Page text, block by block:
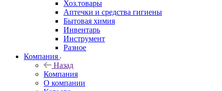
Хоз.товары
Аптечки и средства гигиены
Бытовая химия
Инвентарь
Инструмент
Разное
Компания
Назад
Компания
О компании